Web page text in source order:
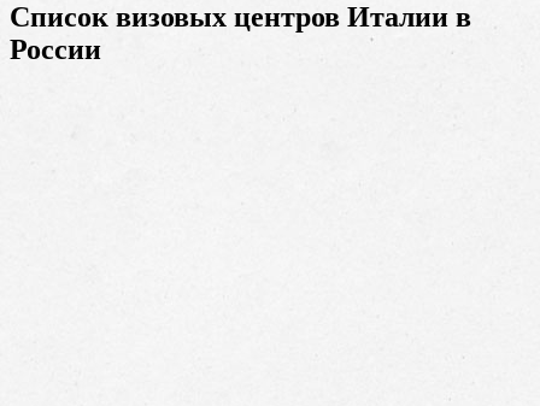
Список визовых центров Италии в
России